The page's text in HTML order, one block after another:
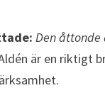
Den åttonde
är en riktigt